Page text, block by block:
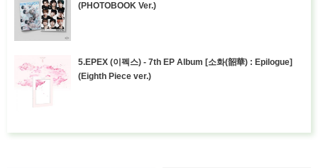
(PHOTOBOOK Ver.)
5.EPEX (이펙스) - 7th EP Album [소화(韶華) : Epilogue]
(Eighth Piece ver.)